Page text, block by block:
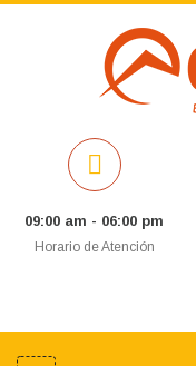
09:00 am - 06:00 pm
Horario de Atención